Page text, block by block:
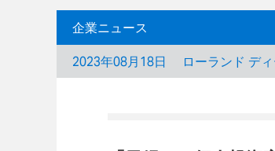
企業ニュース
2023年08月18日 ローランド デ